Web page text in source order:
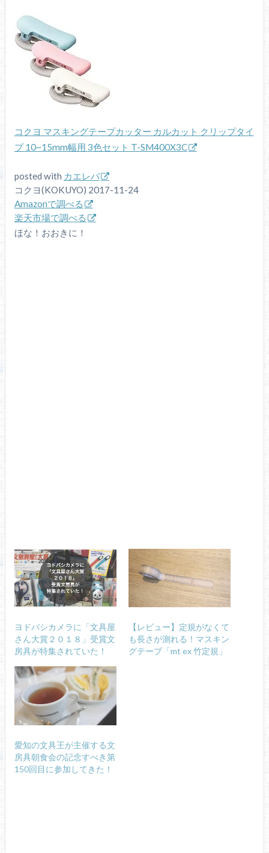
コクヨ マスキングテープカッター カルカット クリップタイ
プ 10~15mm幅用 3色セット T-SM400X3C
posted with カエレバ
コクヨ(KOKUYO) 2017-11-24
Amazonで調べる
楽天市場で調べる
ほな！おおきに！
ヨドバシカメラに「文具屋
さん大賞２０１８」受賞文
房具が特集されていた！
【レビュー】定規がなくて
も長さが測れる！マスキン
グテープ「mt ex 竹定規」
愛知の文具王が主催する文
房具朝食会の記念すべき第
150回目に参加してきた！